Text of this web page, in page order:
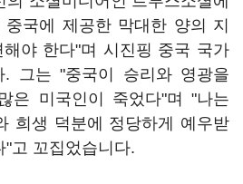
국에 제공한 막대한 양의 지
야 한다"며 시진핑 중국 국가
. 그는 "중국이 승리와 영광을
은 미국인이 죽었다"며 "나는
희생 덕분에 정당하게 예우받
"고 꼬집었습니다.